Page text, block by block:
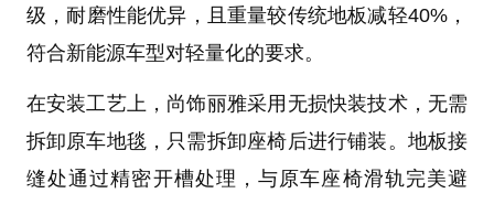
级，耐磨性能优异，且重量较传统地板减轻40%，
符合新能源车型对轻量化的要求。
在安装工艺上，尚饰丽雅采用无损快装技术，无需
拆卸原车地毯，只需拆卸座椅后进行铺装。地板接
缝处通过精密开槽处理，与原车座椅滑轨完美避